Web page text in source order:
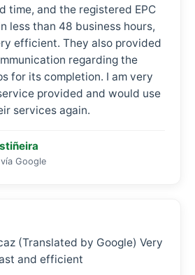
time, and the registered EPC
less than 48 business hours,
efficient. They also provided
regarding the
for its completion. I am very
provided and would use
services again.
Google
(Translated by Google) Very
and efficient